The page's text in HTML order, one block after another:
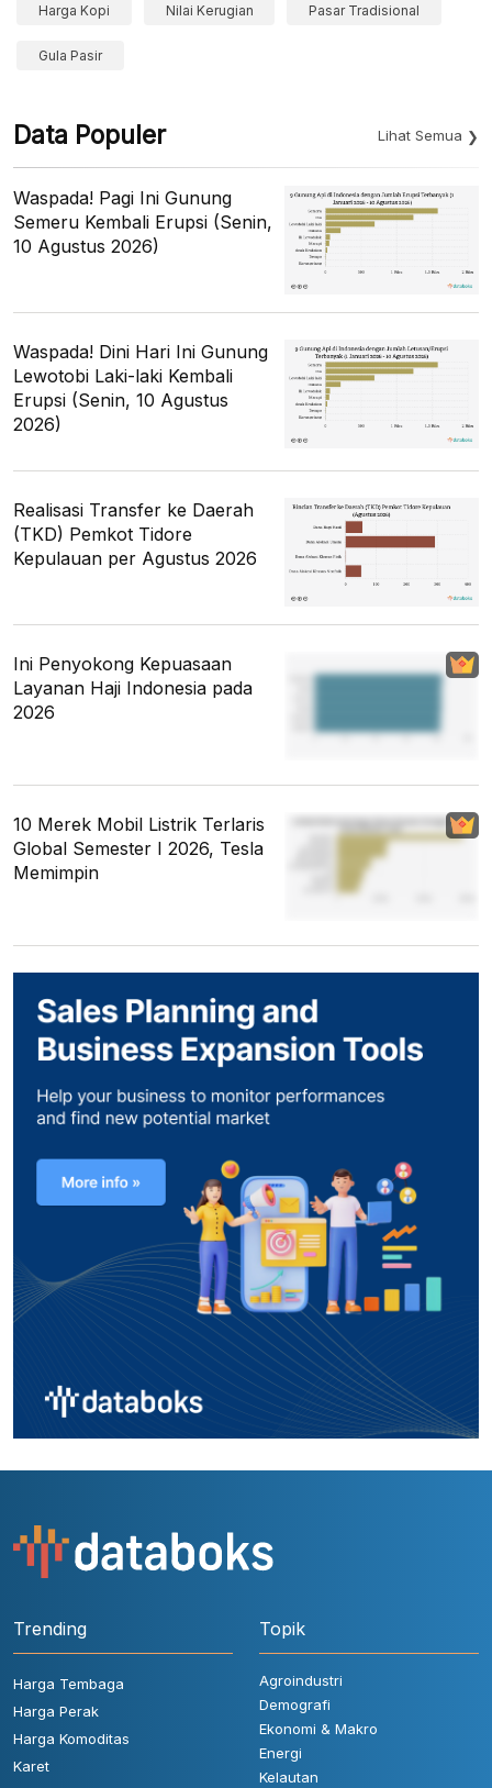
Harga Kopi Nilai Kerugian Pasar Tradisional
Gula Pasir
Data Populer Lihat Semua
Waspada! Pagi Ini Gunung
Semeru Kembali Erupsi (Senin,
10 Agustus 2026)
Waspada! Dini Hari Ini Gunung
Lewotobi Laki-laki Kembali
Erupsi (Senin, 10 Agustus
2026)
Realisasi Transfer ke Daerah
(TKD) Pemkot Tidore
Kepulauan per Agustus 2026
Ini Penyokong Kepuasaan
Layanan Haji Indonesia pada
2026
10 Merek Mobil Listrik Terlaris
Global Semester I 2026, Tesla
Memimpin
Trending
Harga Tembaga
Harga Perak
Harga Komoditas
Karet
Topik
Agroindustri
Demografi
Ekonomi & Makro
Energi
Kelautan